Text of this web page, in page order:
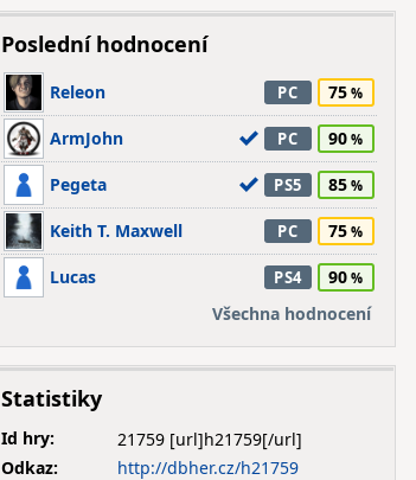
Poslední hodnocení
Releon PC 75
ArmJohn PC 90
Pegeta PS5 85
Keith T. Maxwell PC 75
Lucas PS4
90
Všechna hodnocení
Statistiky
Id hry:
21759
Odkaz:
http://dbher.cz/h21759